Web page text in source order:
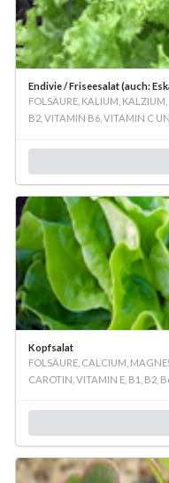
Endivie / Friseesalat (auch:
FOLSÄURE, KALIUM,
B2, VITAMIN B6, VITAMIN C
Kopfsalat
FOLSÄURE, CALCIUM,
CAROTIN, VITAMIN E, B1, B2,